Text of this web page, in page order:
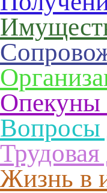
Опекуны
Вопросы
Трудовая
Жизнь в